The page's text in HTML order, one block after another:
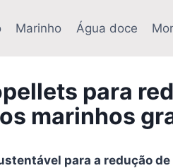
Marinho Água doce
para
marinhos
para a redução